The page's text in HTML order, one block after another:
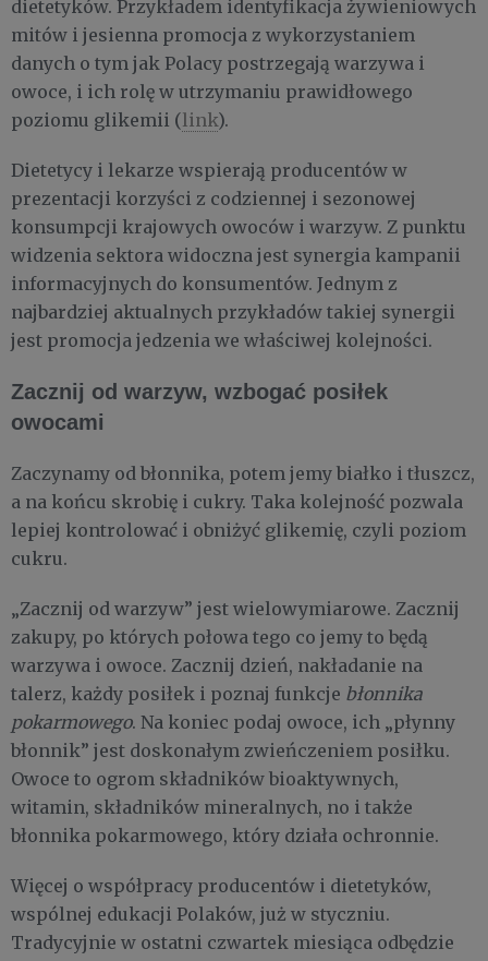
dietetyków. Przykładem identyfikacja żywieniowych
mitów i jesienna promocja z wykorzystaniem
danych o tym jak Polacy postrzegają warzywa i
owoce, i ich rolę w utrzymaniu prawidłowego
poziomu glikemii (link).
Dietetycy i lekarze wspierają producentów w
prezentacji korzyści z codziennej i sezonowej
konsumpcji krajowych owoców i warzyw. Z punktu
widzenia sektora widoczna jest synergia kampanii
informacyjnych do konsumentów. Jednym z
najbardziej aktualnych przykładów takiej synergii
jest promocja jedzenia we właściwej kolejności.
Zacznij od warzyw, wzbogać posiłek
owocami
Zaczynamy od błonnika, potem jemy białko i tłuszcz,
a na końcu skrobię i cukry. Taka kolejność pozwala
lepiej kontrolować i obniżyć glikemię, czyli poziom
cukru.
„Zacznij od warzyw” jest wielowymiarowe. Zacznij
zakupy, po których połowa tego co jemy to będą
warzywa i owoce. Zacznij dzień, nakładanie na
talerz, każdy posiłek i poznaj funkcje błonnika
pokarmowego. Na koniec podaj owoce, ich „płynny
błonnik” jest doskonałym zwieńczeniem posiłku.
Owoce to ogrom składników bioaktywnych,
witamin, składników mineralnych, no i także
błonnika pokarmowego, który działa ochronnie.
Więcej o współpracy producentów i dietetyków,
wspólnej edukacji Polaków, już w styczniu.
Tradycyjnie w ostatni czwartek miesiąca odbędzie